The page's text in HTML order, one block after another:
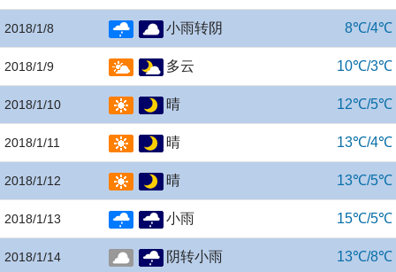
2018/1/8 小雨转阴 8℃/4℃
2018/1/9 多云 10℃/3℃
2018/1/10 晴 12℃/5℃
2018/1/11 晴 13℃/4℃
2018/1/12 晴 13℃/5℃
2018/1/13 小雨 15℃/5℃
2018/1/14 阴转小雨 13℃/8℃